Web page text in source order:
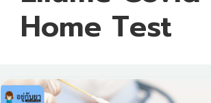
Home Test